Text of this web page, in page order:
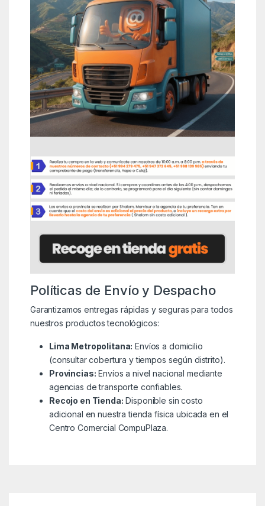
Políticas de Envío y Despacho
Garantizamos entregas rápidas y seguras para todos
nuestros productos tecnológicos:
Lima Metropolitana: Envíos a domicilio
(consultar cobertura y tiempos según distrito).
Provincias: Envíos a nivel nacional mediante
agencias de transporte confiables.
Recojo en Tienda: Disponible sin costo
adicional en nuestra tienda física ubicada en el
Centro Comercial CompuPlaza.